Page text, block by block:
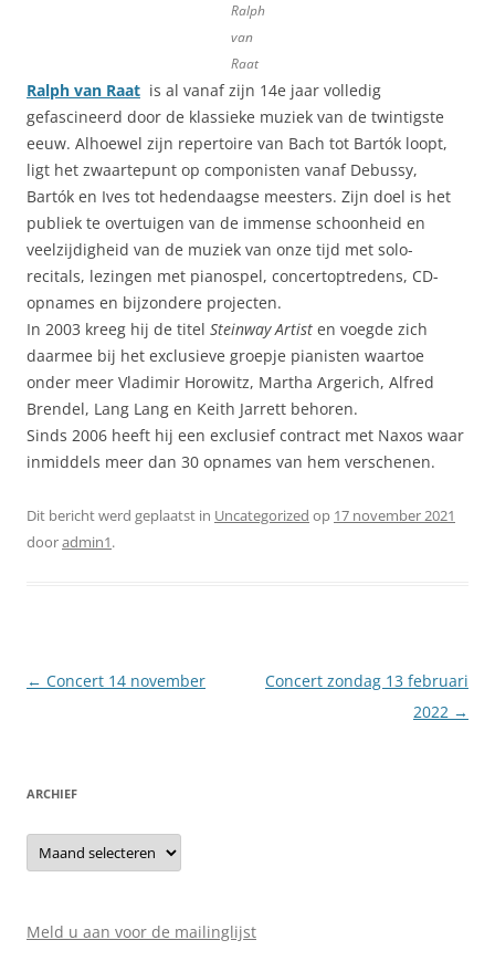
Ralph
van
Raat
Ralph van Raat is al vanaf zijn 14e jaar volledig
gefascineerd door de klassieke muziek van de twintigste
eeuw. Alhoewel zijn repertoire van Bach tot Bartók loopt,
ligt het zwaartepunt op componisten vanaf Debussy,
Bartók en Ives tot hedendaagse meesters. Zijn doel is het
publiek te overtuigen van de immense schoonheid en
veelzijdigheid van de muziek van onze tijd met solo-
recitals, lezingen met pianospel, concertoptredens, CD-
opnames en bijzondere projecten.
In 2003 kreeg hij de titel Steinway Artist en voegde zich
daarmee bij het exclusieve groepje pianisten waartoe
onder meer Vladimir Horowitz, Martha Argerich, Alfred
Brendel, Lang Lang en Keith Jarrett behoren.
Sinds 2006 heeft hij een exclusief contract met Naxos waar
inmiddels meer dan 30 opnames van hem verschenen.
Dit bericht werd geplaatst in Uncategorized op 17 november 2021
dooradmin1.
Berichtnavigatie
← Concert 14 november
Concert zondag 13 februari
2022 →
ARCHIEF
Archief
Meld u aan voor de mailinglijst